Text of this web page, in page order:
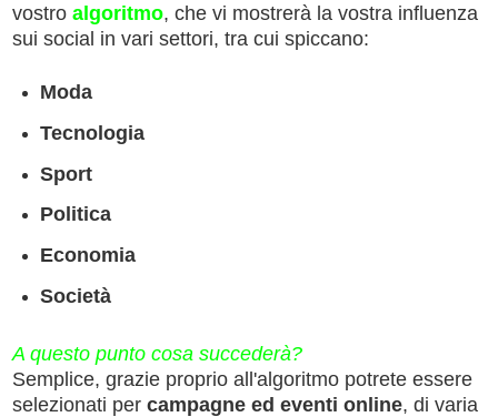
vostro algoritmo, che vi mostrerà la vostra influenza
sui social in vari settori, tra cui spiccano:
Moda
Tecnologia
Sport
Politica
Economia
Società
A questo punto cosa succederà?
Semplice, grazie proprio all'algoritmo potrete essere
selezionati per campagne ed eventi online, di varia